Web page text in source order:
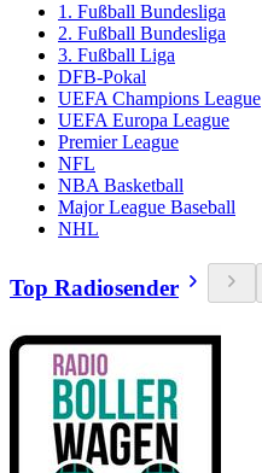
1. Fußball Bundesliga
2. Fußball Bundesliga
3. Fußball Liga
DFB-Pokal
UEFA Champions League
UEFA Europa League
Premier League
NFL
NBA Basketball
Major League Baseball
NHL
Top Radiosender